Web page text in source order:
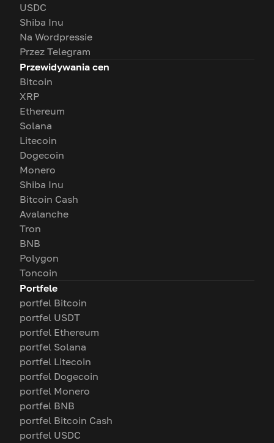
USDC
Shiba Inu
Na Wordpressie
Przez Telegram
Przewidywania cen
Bitcoin
XRP
Ethereum
Solana
Litecoin
Dogecoin
Monero
Shiba Inu
Bitcoin Cash
Avalanche
Tron
BNB
Polygon
Toncoin
Portfele
portfel Bitcoin
portfel USDT
portfel Ethereum
portfel Solana
portfel Litecoin
portfel Dogecoin
portfel Monero
portfel BNB
portfel Bitcoin Cash
portfel USDC